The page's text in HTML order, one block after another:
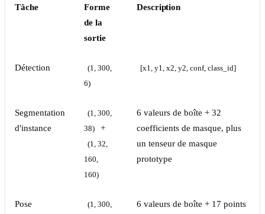
Tâche
Forme
de la
sortie
Description
Détection
(1, 300,
6)
[x1, y1, x2, y2, conf, class_id]
Segmentation
d'instance
(1, 300,
38)
+
(1, 32,
160,
160)
6 valeurs de boîte + 32
coefficients de masque, plus
un tenseur de masque
prototype
Pose
(1, 300,
6 valeurs de boîte + 17 points